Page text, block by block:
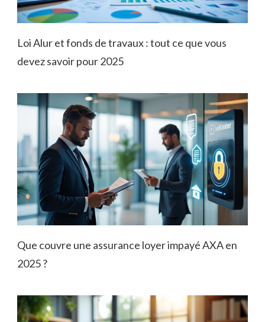
Loi Alur et fonds de travaux : tout ce que vous
devez savoir pour 2025
Que couvre une assurance loyer impayé AXA en
2025 ?